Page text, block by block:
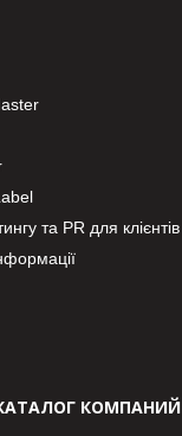
та PR для клієнтів
КОМПАНИЙ